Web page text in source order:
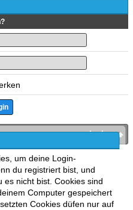
um deine Login-
du registriert bist, und
es nicht bist. Cookies sind
Computer gespeichert
Cookies düfen nur auf
nach oben
MyBB GoMobile
wechseln
TkaczMyBB addons.